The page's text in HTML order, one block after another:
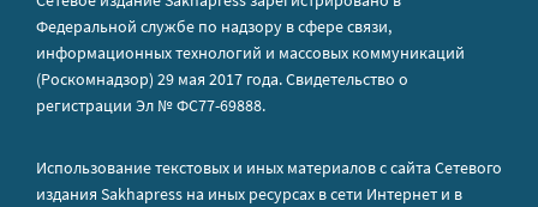
Федеральной службе по надзору в сфере связи,
информационных технологий и массовых коммуникаций
(Роскомнадзор) 29 мая 2017 года. Свидетельство о
регистрации Эл № ФС77-69888.
Использование текстовых и иных материалов с сайта Сетевого
издания Sakhapress на иных ресурсах в сети Интернет и в